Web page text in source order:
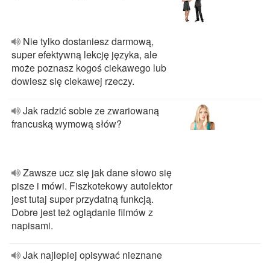
Nie tylko dostaniesz darmową,
super efektywną lekcję języka, ale
może poznasz kogoś ciekawego lub
dowiesz się ciekawej rzeczy.
Jak radzić sobie ze zwariowaną
francuską wymową słów?
Zawsze ucz się jak dane słowo się
pisze i mówi. Fiszkotekowy autolektor
jest tutaj super przydatną funkcją.
Dobre jest też oglądanie filmów z
napisami.
Jak najlepiej opisywać nieznane